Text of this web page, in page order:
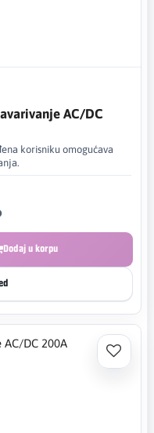
AC/DC
korisniku omogućava
Dodaj u korpu